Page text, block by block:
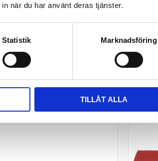
när du har använt deras tjänster.
Statistik Marknadsföring
TILLÅT ALLA
första att lämna ett omdöme.